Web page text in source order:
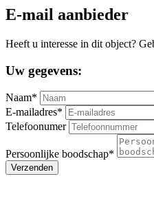
E-mail aanbieder
Heeft u interesse in dit object?
Uw gegevens:
Naam*
E-mailadres*
Telefoonumer
Persoonlijke boodschap*
Verzenden